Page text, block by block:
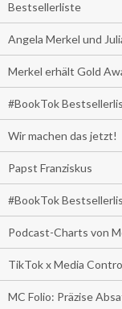
Bestsellerliste
Angela Merkel und
Merkel erhält Gold
#BookTok
Wir machen das jetzt!
Papst Franziskus
#BookTok
Podcast-Charts von
TikTok x Media
MC Folio: Präzise